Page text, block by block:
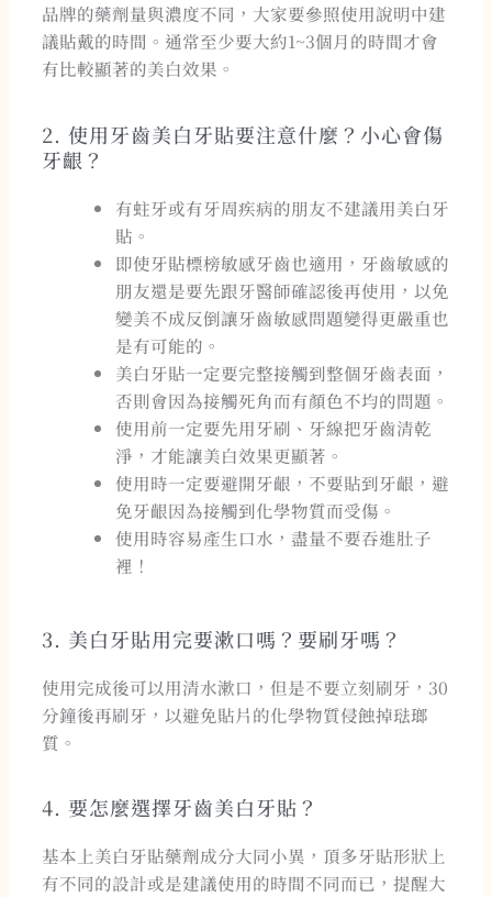
品牌的藥劑量與濃度不同，大家要參照使用說明中建
議貼戴的時間。通常至少要大約1~3個月的時間才會
有比較顯著的美白效果。
2. 使用牙齒美白牙貼要注意什麼？小心會傷
牙齦？​
有蛀牙或有牙周疾病的朋友不建議用美白牙
貼。
即使牙貼標榜敏感牙齒也適用，牙齒敏感的
朋友還是要先跟牙醫師確認後再使用，以免
變美不成反倒讓牙齒敏感問題變得更嚴重也
是有可能的。
美白牙貼一定要完整接觸到整個牙齒表面，
否則會因為接觸死角而有顏色不均的問題。
使用前一定要先用牙刷、牙線把牙齒清乾
淨，才能讓美白效果更顯著。
使用時一定要避開牙齦，不要貼到牙齦，避
免牙齦因為接觸到化學物質而受傷。
使用時容易產生口水，盡量不要吞進肚子
裡！
3. 美白牙貼用完要漱口嗎？要刷牙嗎？
使用完成後可以用清水漱口，但是不要立刻刷牙，30
分鐘後再刷牙，以避免貼片的化學物質侵蝕掉琺瑯
質。
4. 要怎麼選擇牙齒美白牙貼？
基本上美白牙貼藥劑成分大同小異，頂多牙貼形狀上
有不同的設計或是建議使用的時間不同而已，提醒大